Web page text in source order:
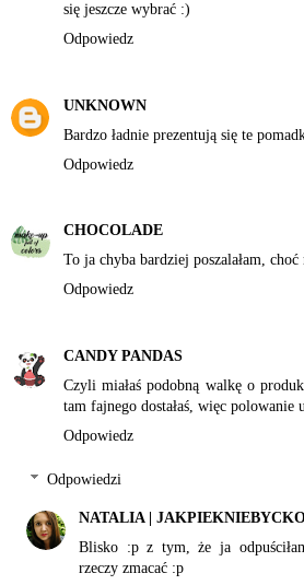
się jeszcze wybrać :)
Odpowiedz
UNKNOWN
Bardzo ładnie prezentują się te
Odpowiedz
CHOCOLADE
To ja chyba bardziej poszalałam,
Odpowiedz
CANDY PANDAS
Czyli miałaś podobną walkę o
tam fajnego dostałaś, więc polowanie
Odpowiedz
Odpowiedzi
NATALIA |
Blisko :p z tym, że ja
rzeczy zmacać :p